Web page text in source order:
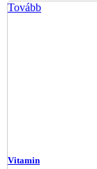
Tovább
Vitamin